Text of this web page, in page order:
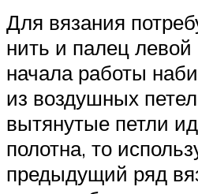
Для вязания
нить и палец левой
начала работы
из воздушных
вытянутые петли
полотна, то
предыдущий ряд